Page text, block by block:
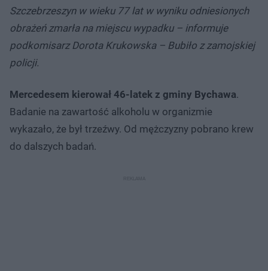
Szczebrzeszyn w wieku 77 lat w wyniku odniesionych
obrażeń zmarła na miejscu wypadku – informuje
podkomisarz Dorota Krukowska – Bubiło z zamojskiej
policji.
Mercedesem kierował 46-latek z gminy Bychawa.
Badanie na zawartość alkoholu w organizmie
wykazało, że był trzeźwy. Od mężczyzny pobrano krew
do dalszych badań.